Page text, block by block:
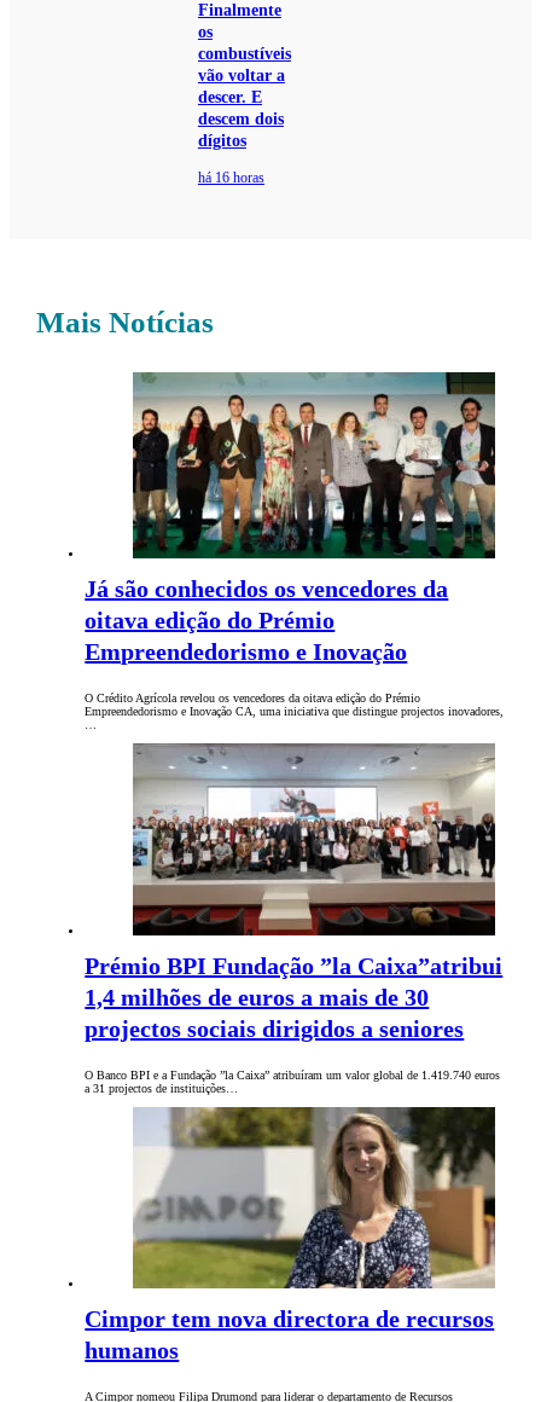
Finalmente
os
combustíveis
vão voltar a
descer. E
descem dois
dígitos
há 16 horas
Mais Notícias
Já são conhecidos os vencedores da
oitava edição do Prémio
Empreendedorismo e Inovação
O Crédito Agrícola revelou os vencedores da oitava edição do Prémio
Empreendedorismo e Inovação CA, uma iniciativa que distingue projectos inovadores,
…
Prémio BPI Fundação ”la Caixa”atribui
1,4 milhões de euros a mais de 30
projectos sociais dirigidos a seniores
O Banco BPI e a Fundação ”la Caixa” atribuíram um valor global de 1.419.740 euros
a 31 projectos de instituições…
Cimpor tem nova directora de recursos
humanos
A Cimpor nomeou Filipa Drumond para liderar o departamento de Recursos